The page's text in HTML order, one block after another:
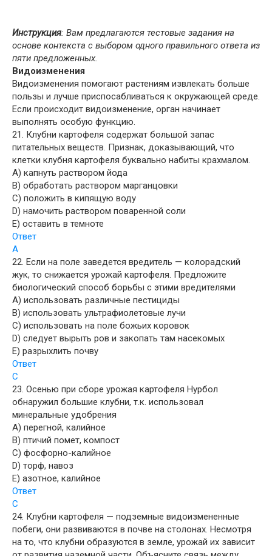
Инструкция: Вам предлагаются тестовые задания на
основе контекста с выбором одного правильного ответа из
пяти предложенных.
Видоизменения
Видоизменения помогают растениям извлекать больше
пользы и лучше приспосабливаться к окружающей среде.
Если происходит видоизменение, орган начинает
выполнять особую функцию.
21. Клубни картофеля содержат большой запас
питательных веществ. Признак, доказывающий, что
клетки клубня картофеля буквально набиты крахмалом.
A) капнуть раствором йода
B) обработать раствором марганцовки
C) положить в кипящую воду
D) намочить раствором поваренной соли
E) оставить в темноте
Ответ
A
22. Если на поле заведется вредитель — колорадский
жук, то снижается урожай картофеля. Предложите
биологический способ борьбы с этими вредителями
A) использовать различные пестициды
B) использовать ультрафиолетовые лучи
C) использовать на поле божьих коровок
D) следует вырыть ров и закопать там насекомых
E) разрыхлить почву
Ответ
C
23. Осенью при сборе урожая картофеля Нурбол
обнаружил большие клубни, т.к. использовал
минеральные удобрения
A) перегной, калийное
B) птичий помет, компост
C) фосфорно-калийное
D) торф, навоз
E) азотное, калийное
Ответ
С
24. Клубни картофеля — подземные видоизмененные
побеги, они развиваются в почве на столонах. Несмотря
на то, что клубни образуются в земле, урожай их зависит